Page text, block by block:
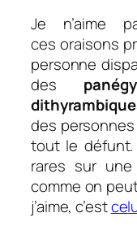
Je n’aime
ces oraisons
personne
des
des
tout le défunt.
rares sur une
comme on
j’aime, c’est